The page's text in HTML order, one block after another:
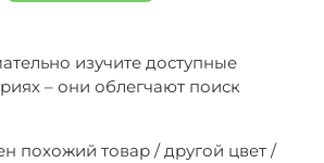
изучите доступные
– они облегчают поиск
похожий товар / другой цвет /